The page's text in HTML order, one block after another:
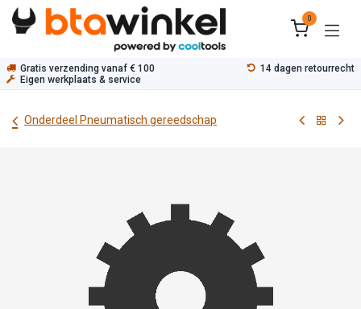
Overslaan naar inhoud
0
Gratis verzending vanaf € 100
14 dagen retourrecht
Eigen werkplaats & service
Onderdeel Pneumatisch gereedschap